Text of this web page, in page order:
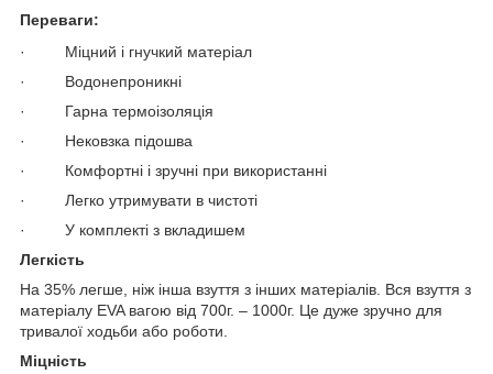
Переваги:
· Міцний і гнучкий матеріал
· Водонепроникні
· Гарна термоізоляція
· Нековзка підошва
· Комфортні і зручні при використанні
· Легко утримувати в чистоті
· У комплекті з вкладишем
Легкість
На 35% легше, ніж інша взуття з інших матеріалів. Вся взуття з
матеріалу EVA вагою від 700г. – 1000г. Це дуже зручно для
тривалої ходьби або роботи.
Міцність